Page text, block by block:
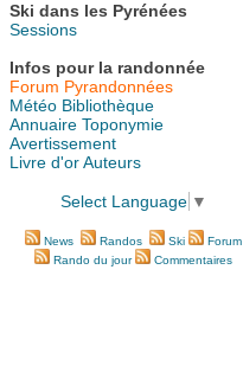
Ski dans les Pyrénées
Sessions
Infos pour la randonnée
Forum Pyrandonnées
Météo Bibliothèque
Annuaire Toponymie
Avertissement
Livre d'orAuteurs
Select Language ▼
News Randos Ski
Forum
Rando du jour
Commentaires